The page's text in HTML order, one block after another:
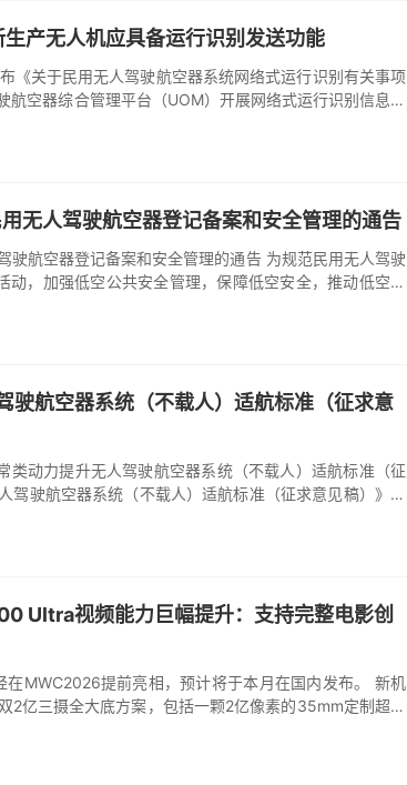
产无人机应具备运行识别发送功能
《关于民用无人驾驶航空器系统网络式运行识别有关事项
航空器综合管理平台（UOM）开展网络式运行识别信息接
无人驾驶航空器登记备案和安全管理的通告
驶航空器登记备案和安全管理的通告 为规范民用无人驾驶
动，加强低空公共安全管理，保障低空安全，推动低空经
驶航空器系统（不载人）适航标准（征求意
类动力提升无人驾驶航空器系统（不载人）适航标准（征
驾驶航空器系统（不载人）适航标准（征求意见稿）》。
Ultra视频能力巨幅提升：支持完整电影创
MWC2026提前亮相，预计将于本月在国内发布。 新机
2亿三摄全大底方案，包括一颗2亿像素的35mm定制超大